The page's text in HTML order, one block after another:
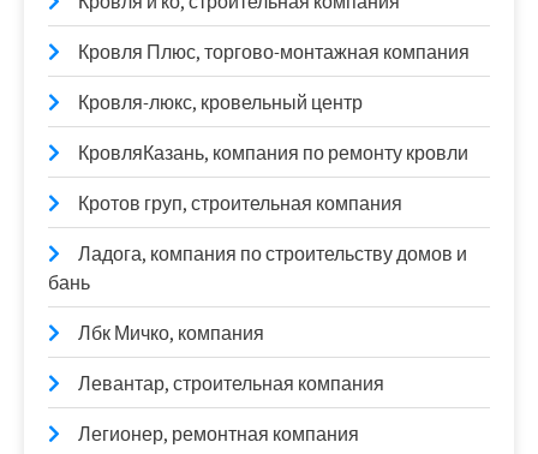
Кровля Плюс, торгово-монтажная компания
Кровля-люкс, кровельный центр
КровляКазань, компания по ремонту кровли
Кротов груп, строительная компания
Ладога, компания по строительству домов и
бань
Лбк Мичко, компания
Левантар, строительная компания
Легионер, ремонтная компания